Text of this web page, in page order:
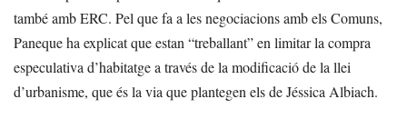
també amb ERC. Pel que fa a les negociacions amb els Comuns,
Paneque ha explicat que estan “treballant” en limitar la compra
especulativa d’habitatge a través de la modificació de la llei
d’urbanisme, que és la via que plantegen els de Jéssica Albiach.